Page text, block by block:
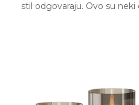
stil odgovaraju. Ovo su neki